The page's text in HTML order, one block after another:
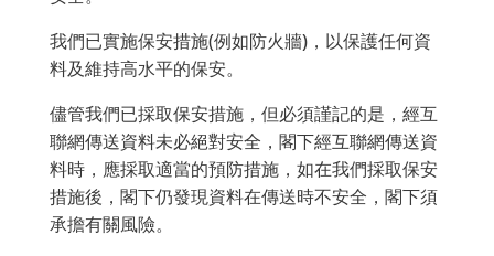
我們已實施保安措施(例如防火牆)，以保護任何資
料及維持高水平的保安。
儘管我們已採取保安措施，但必須謹記的是，經互
聯網傳送資料未必絕對安全，閣下經互聯網傳送資
料時，應採取適當的預防措施，如在我們採取保安
措施後，閣下仍發現資料在傳送時不安全，閣下須
承擔有關風險。